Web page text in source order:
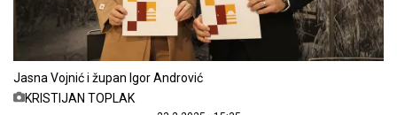
Jasna Vojnić i župan Igor Andrović
KRISTIJAN TOPLAK